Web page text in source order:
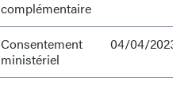
complémentaire
Consentement
ministériel
04/04/